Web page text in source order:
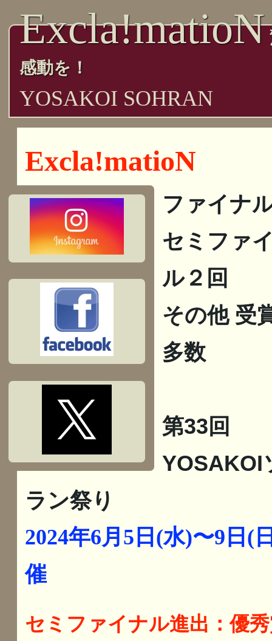
Excla!matioN
感動を！
YOSAKOI SOHRAN
Excla!matioN
ファイナ
セミファ
ル２回
その他 受
多数
第33回
YOSAKOI
ラン祭り
2024年6月5日(水)〜9日(
催
セミファイナル進出：優